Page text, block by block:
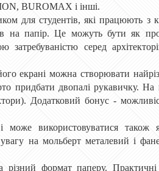
BUROMAX і інші.
для студентів, які працюють з
на папір. Це можуть бути як
серед
екрані можна створювати
придбати двопалі рукавичку.
Додатковий бонус -
використовуватися також
на мольберт металевий і
різний формат паперу.